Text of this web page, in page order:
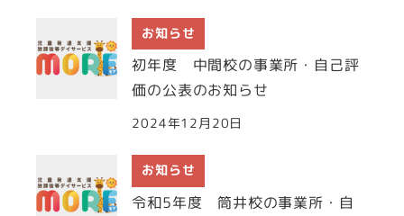
お知らせ
初年度 中間校の事業所・自己評
価の公表のお知らせ
2024年12月20日
お知らせ
令和5年度 筒井校の事業所・自